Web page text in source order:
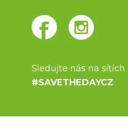
Sledujte nás na sítích
#SAVETHEDAYCZ